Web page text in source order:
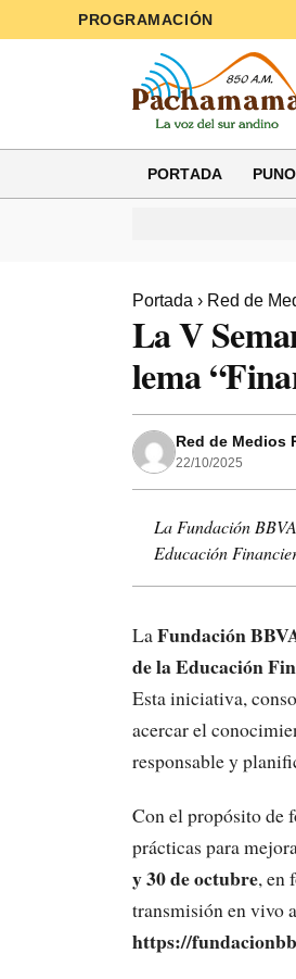
PROGRAMACIÓN
PORTADA PUNO
Portada › Red de
La V
lema
Red de Medios
22/10/2025
La Fundación
Educación
LaFundación
de la Educación
Esta iniciativa,
acercar el
responsable y
Con el propósito de
prácticas para
y 30 de octubre, en
transmisión en vivo
https://